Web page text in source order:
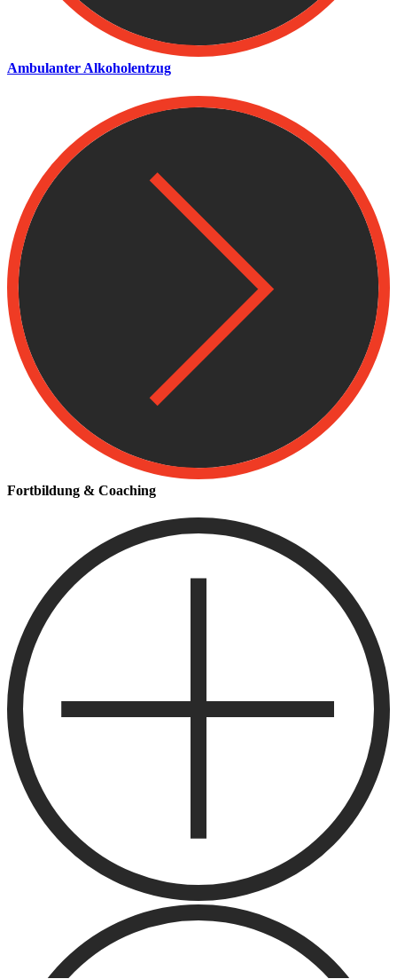
Ambulanter Alkoholentzug
Fortbildung & Coaching